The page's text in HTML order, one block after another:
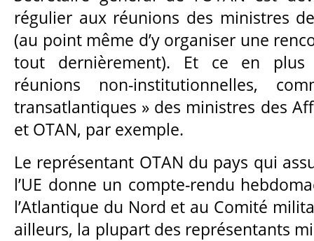
régulier aux réunions des ministres
(au point même d’y organiser une
tout dernièrement). Et ce en plus
réunions non-institutionnelles,
transatlantiques » des ministres des
et OTAN, par exemple.
Le représentant OTAN du pays qui
l’UE donne un compte-rendu
l’Atlantique du Nord et au Comité
ailleurs, la plupart des représentants